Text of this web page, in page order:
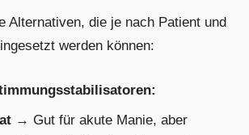
Alternativen, die je nach Patient und
werden können:
→ Gut für akute Manie, aber